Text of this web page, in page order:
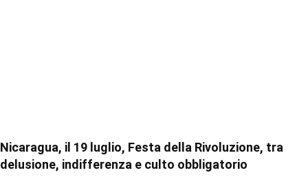
Nicaragua, il 19 luglio, Festa della Rivoluzione, tra
delusione, indifferenza e culto obbligatorio